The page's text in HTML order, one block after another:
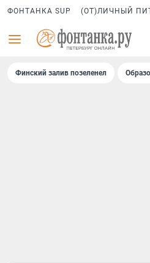
ФОНТАНКА SUP (ОТ)ЛИЧНЫЙ
Финский залив позеленел